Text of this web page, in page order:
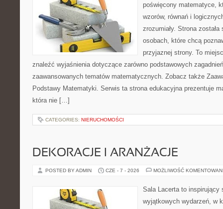
poświęcony matematyce,
wzorów, równań i
zrozumiały. Strona
osobach, które chcą
przyjaznej strony. To
znaleźć wyjaśnienia dotyczące zarówno podstawowych
zaawansowanych tematów matematycznych. Zobacz także
Podstawy Matematyki. Serwis ta strona edukacyjna prezentuje
która nie […]
CATEGORIES: NIERUCHOMOŚCI
DEKORACJE I ARANŻACJE
POSTED BY ADMIN CZE - 7 - 2026 MOŻLIWOŚĆ
Sala Lacerta to inspirujący
wyjątkowych wydarzeń, w